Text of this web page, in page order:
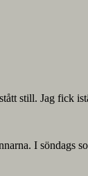
still. Jag fick
I